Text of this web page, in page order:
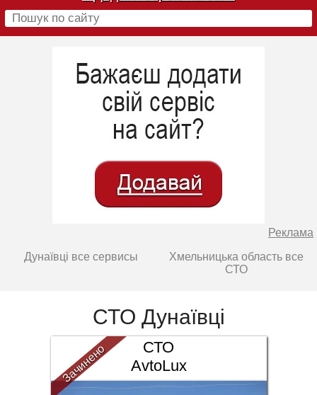
Реклама
Дунаївці все сервисы
Хмельницька область все
СТО
СТО Дунаївці
СТО
AvtoLux
Зачинено